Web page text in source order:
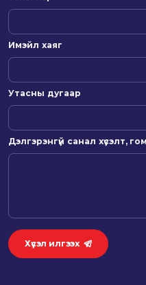
Имэйл хаяг
Утасны дугаар
Дэлгэрэнгүй санал хүсэлт,
Хүсэл илгээх